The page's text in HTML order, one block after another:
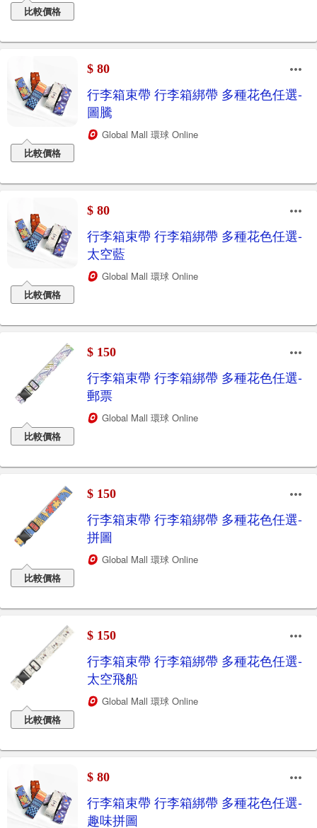
比較價格
比較價格
$ 80
行李箱束帶 行李箱綁帶 多種花色任選-
圖騰
Global Mall 環球 Online
比較價格
$ 80
行李箱束帶 行李箱綁帶 多種花色任選-
太空藍
Global Mall 環球 Online
比較價格
$ 150
行李箱束帶 行李箱綁帶 多種花色任選-
郵票
Global Mall 環球 Online
比較價格
$ 150
行李箱束帶 行李箱綁帶 多種花色任選-
拼圖
Global Mall 環球 Online
比較價格
$ 150
行李箱束帶 行李箱綁帶 多種花色任選-
太空飛船
Global Mall 環球 Online
$ 80
行李箱束帶 行李箱綁帶 多種花色任選-
趣味拼圖